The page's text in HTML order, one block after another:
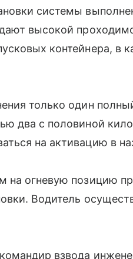
системы
высокой
контейнера, в
только один
два с половиной
на активацию в
на огневую позицию
Водитель
взвода